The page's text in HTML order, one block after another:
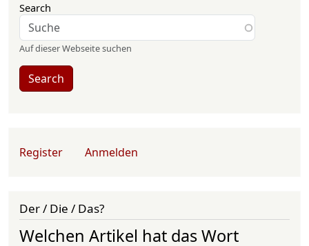
Search
Auf dieser Webseite suchen
Search
User account menu
Register Anmelden
Der / Die / Das?
Welchen Artikel hat das Wort